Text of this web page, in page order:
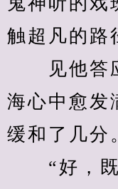
触超凡的路
见他答应
海心中愈发
缓和了几分
“好，既